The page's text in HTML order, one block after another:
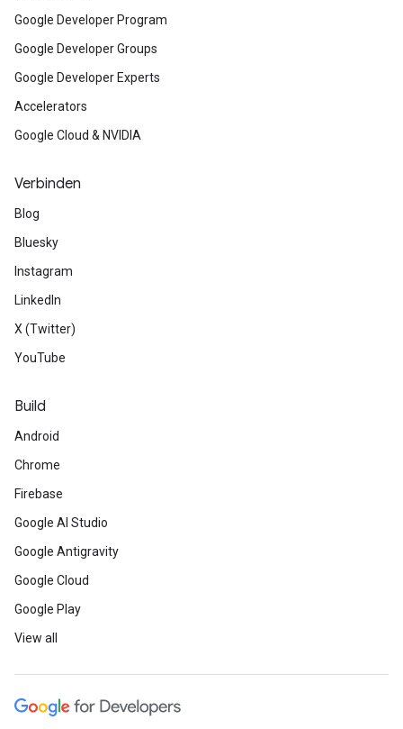
Google Developer Program
Google Developer Groups
Google Developer Experts
Accelerators
Google Cloud & NVIDIA
Verbinden
Blog
Bluesky
Instagram
LinkedIn
X (Twitter)
YouTube
Build
Android
Chrome
Firebase
Google AI Studio
Google Antigravity
Google Cloud
Google Play
View all